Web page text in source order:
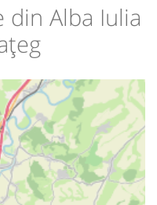
din Alba Iulia